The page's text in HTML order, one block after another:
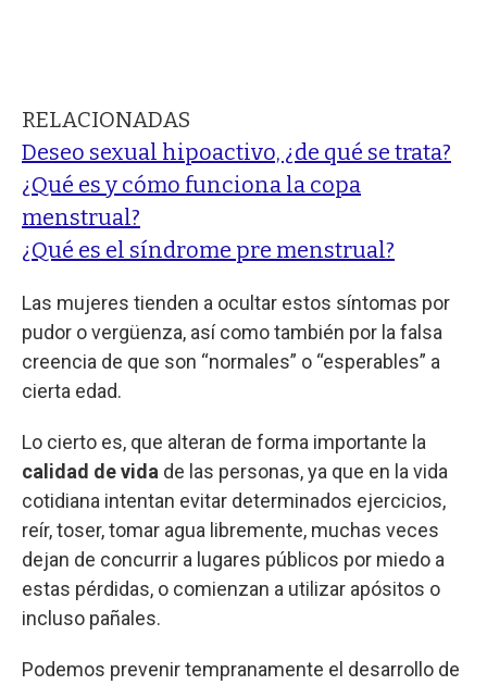
RELACIONADAS
Deseo sexual hipoactivo, ¿de qué se trata?
¿Qué es y cómo funciona la copa
menstrual?
¿Qué es el síndrome pre menstrual?
Las mujeres tienden a ocultar estos síntomas por
pudor o vergüenza, así como también por la falsa
creencia de que son “normales” o “esperables” a
cierta edad.
Lo cierto es, que alteran de forma importante la
calidad de vida de las personas, ya que en la vida
cotidiana intentan evitar determinados ejercicios,
reír, toser, tomar agua libremente, muchas veces
dejan de concurrir a lugares públicos por miedo a
estas pérdidas, o comienzan a utilizar apósitos o
incluso pañales.
Podemos prevenir tempranamente el desarrollo de